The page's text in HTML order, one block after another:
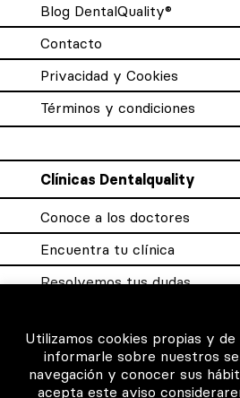
Blog DentalQuality®
Contacto
Privacidad y Cookies
Términos y condiciones
Clínicas Dentalquality
Conoce a los doctores
Encuentra tu clínica
Resolvemos tus dudas
Para los profesionales
Utilizamos cookies propias y
informarle sobre nuestros
navegación y conocer sus
acepta este aviso